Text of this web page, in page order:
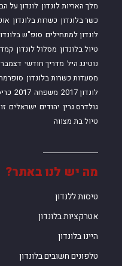
מה יש לנו באתר?
טיסות ללנדון
אטרקציות בלונדון
היינו בלונדון
טלפונים חשובים בלונדון
מלך האריות לונדון לונדון על
כשר בלונדון כשרות בלונדון
לונדון למתחילים סופ"ש
טיול בלונדון מסלול לונדון
נוטינג היל מדריך חודשי דצמבר
מסעדות כשרות בלונדון
לונדון 2017
משפחה 2017
גולדרס גרין יהודים ישראלים
טיול בת מצווה